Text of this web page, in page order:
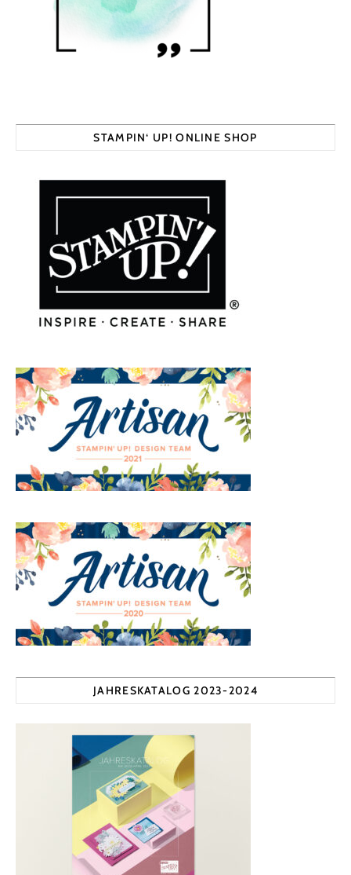
STAMPIN‘ UP! ONLINE SHOP
JAHRESKATALOG 2023-2024